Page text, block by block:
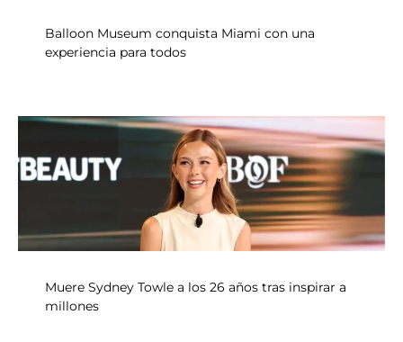
Balloon Museum conquista Miami con una
experiencia para todos
Muere Sydney Towle a los 26 años tras inspirar a
millones